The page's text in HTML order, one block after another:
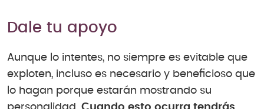
Dale tu apoyo
Aunque lo intentes, no siempre es evitable que
exploten, incluso es necesario y beneficioso que
lo hagan porque estarán mostrando su